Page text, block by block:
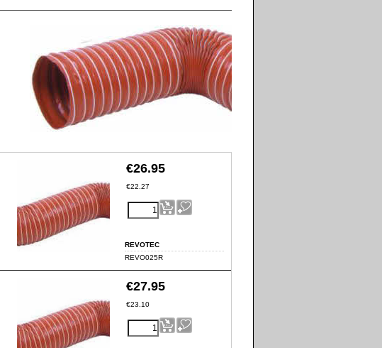
€26.95
€22.27
REVOTEC
REVO025R
€27.95
€23.10